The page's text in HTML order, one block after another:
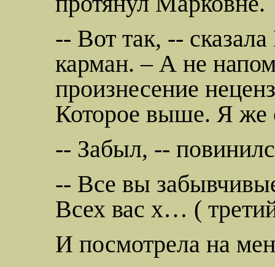
-- Вот так, --
карман. – А не
произнесение
Которое выше. Я же
-- Забыл, --
-- Все вы
Всех вас х… (
И посмотрела на